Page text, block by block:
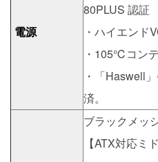
電源
80PLUS 認証
・ハイエンド
・105℃コン
・「Haswell
済。
ブラックメッ
【ATX対応ミ